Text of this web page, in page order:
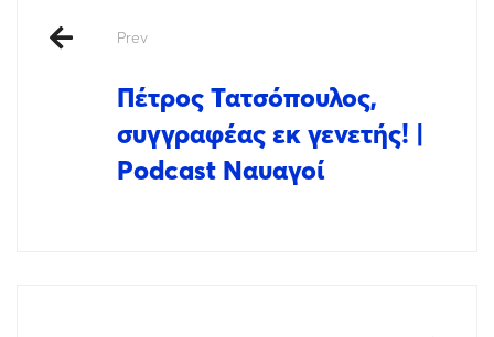
Prev
Πέτρος Τατσόπουλος,
συγγραφέας εκ γενετής! |
Podcast Ναυαγοί